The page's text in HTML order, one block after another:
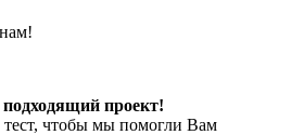
проект!
чтобы мы помогли Вам